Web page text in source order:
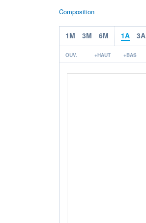
Composition
1M 3M 6M 1A 3A
OUV. +HAUT +BAS